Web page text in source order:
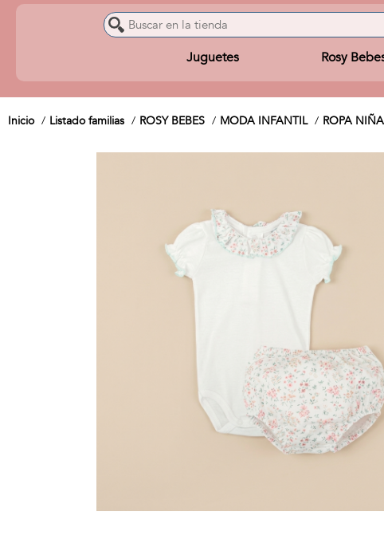
Juguetes Rosy
Inicio Listado familias ROSY BEBES MODA INFANTIL ROPA